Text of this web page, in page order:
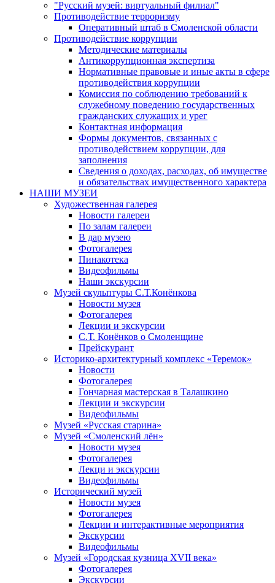
"Русский музей: виртуальный филиал"
Противодействие терроризму
Оперативный штаб в Смоленской области
Противодействие коррупции
Методические материалы
Антикоррупционная экспертиза
Нормативные правовые и иные акты в сфере
противодействия коррупции
Комиссия по соблюдению требований к
служебному поведению государственных
гражданских служащих и урег
Контактная информация
Формы документов, связанных с
противодействием коррупции, для
заполнения
Сведения о доходах, расходах, об имуществе
и обязательствах имущественного характера
НАШИ МУЗЕИ
Художественная галерея
Новости галереи
По залам галереи
В дар музею
Фотогалерея
Пинакотека
Видеофильмы
Наши экскурсии
Музей скульптуры С.Т.Конёнкова
Новости музея
Фотогалерея
Лекции и экскурсии
С.Т. Конёнков о Смоленщине
Прейскурант
Историко-архитектурный комплекс «Теремок»
Новости
Фотогалерея
Гончарная мастерская в Талашкино
Лекции и экскурсии
Видеофильмы
Музей «Русская старина»
Музей «Смоленский лён»
Новости музея
Фотогалерея
Лекци и экскурсии
Видеофильмы
Исторический музей
Новости музея
Фотогалерея
Лекции и интерактивные мероприятия
Экскурсии
Видеофильмы
Музей «Городская кузница XVII века»
Фотогалерея
Экскурсии